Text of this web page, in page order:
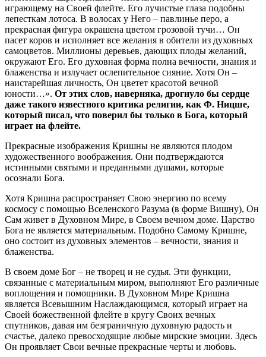
играющему на Своей флейте. Его лучистые глаза подобны
лепесткам лотоса. В волосах у Него – павлинье перо, а
прекрасная фигура окрашена цветом грозовой тучи… Он
пасет коров и исполняет все желания в обители из духовных
самоцветов. Миллионы деревьев, дающих плоды желаний,
окружают Его. Его духовная форма полна вечности, знания и
блаженства и излучает ослепительное сияние. Хотя Он –
наистарейшая личность, Он цветет красотой вечной
юности…». От этих слов, наверняка, дрогнуло бы сердце
даже такого известного критика религии, как Ф. Ницше,
который писал, что поверил бы только в Бога, который
играет на флейте.
Прекрасные изображения Кришны не являются плодом
художественного воображения. Они подтверждаются
истинными святыми и преданными душами, которые
осознали Бога.
Хотя Кришна распространяет Свою энергию по всему
космосу с помощью Вселенского Разума (в форме Вишну), Он
Сам живет в Духовном Мире, в Своем вечном доме. Царство
Бога не является материальным. Подобно Самому Кришне,
оно состоит из духовных элементов – вечности, знания и
блаженства.
В своем доме Бог – не творец и не судья. Эти функции,
связанные с материальным миром, выполняют Его различные
воплощения и помощники. В Духовном Мире Кришна
является Всевышним Наслаждающимся, который играет на
Своей божественной флейте в кругу Своих вечных
спутников, давая им безграничную духовную радость и
счастье, далеко превосходящие любые мирские эмоции. Здесь
Он проявляет Свои вечные прекрасные черты и любовь.